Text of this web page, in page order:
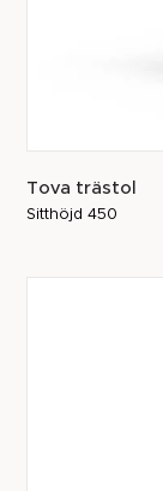
Tova trästol
Sitthöjd 450